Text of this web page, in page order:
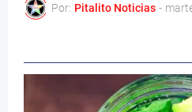
Por: Pitalito Noticias -